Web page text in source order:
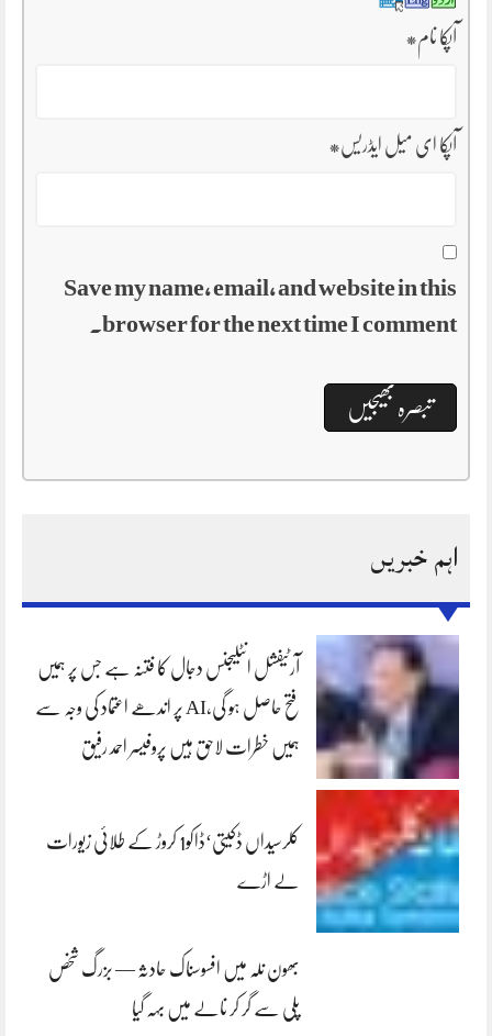
آپکا نام*
آپکا ای میل ایڈریس*
Save my name, email, and website in this
browser for the next time I comment.
اہم خبریں
آرٹیفشل انٹلیجنس دجال کا فتنہ ہے جس پر ہمیں
فتح حاصل ہو گی،AI پر اندھے اعتماد کی وجہ سے
ہمیں خطرات لاحق ہیں پروفیسر احمد رفیق
کلرسیداں ڈکیتی‘ڈاکو1 کروڑ کے طلائی زیورات
لے اڑے
بھون نلہ میں افسوسناک حادثہ — بزرگ شخص
پلی سے گر کر نالے میں بہہ گیا